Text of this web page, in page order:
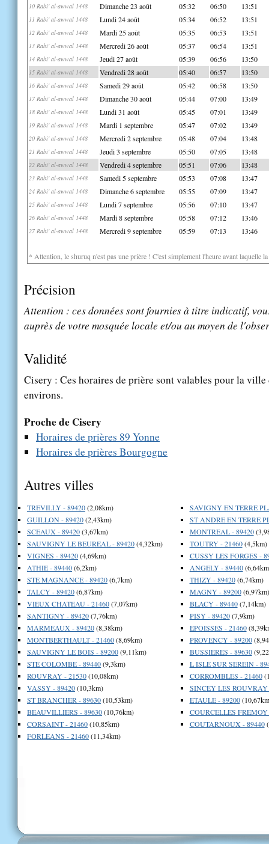
10 Rabi' al-awwal 1448 Dimanche 23 août 05:32 06:50 13:51
11 Rabi' al-awwal 1448 Lundi 24 août 05:34 06:52 13:51
12 Rabi' al-awwal 1448 Mardi 25 août 05:35 06:53 13:51
13 Rabi' al-awwal 1448 Mercredi 26 août 05:37 06:54 13:51
14 Rabi' al-awwal 1448 Jeudi 27 août 05:39 06:56 13:50
15 Rabi' al-awwal 1448 Vendredi 28 août 05:40 06:57 13:50
16 Rabi' al-awwal 1448 Samedi 29 août 05:42 06:58 13:50
17 Rabi' al-awwal 1448 Dimanche 30 août 05:44 07:00 13:49
18 Rabi' al-awwal 1448 Lundi 31 août 05:45 07:01 13:49
19 Rabi' al-awwal 1448 Mardi 1 septembre 05:47 07:02 13:49
20 Rabi' al-awwal 1448 Mercredi 2 septembre 05:48 07:04 13:48
21 Rabi' al-awwal 1448 Jeudi 3 septembre 05:50 07:05 13:48
22 Rabi' al-awwal 1448 Vendredi 4 septembre 05:51 07:06 13:48
23 Rabi' al-awwal 1448 Samedi 5 septembre 05:53 07:08 13:47
24 Rabi' al-awwal 1448 Dimanche 6 septembre 05:55 07:09 13:47
25 Rabi' al-awwal 1448 Lundi 7 septembre 05:56 07:10 13:47
26 Rabi' al-awwal 1448 Mardi 8 septembre 05:58 07:12 13:46
27 Rabi' al-awwal 1448 Mercredi 9 septembre 05:59 07:13 13:46
* Attention, le shuruq n'est pas une prière ! C'est simplement l'heure avant laquelle
Précision
Attention : ces données sont fournies à titre indicatif,
auprès de votre mosquée locale et/ou au moyen de
Validité
Cisery : Ces horaires de prière sont valables pour la
environs.
Proche de Cisery
Horaires de prières 89 Yonne
Horaires de prières Bourgogne
Autres villes
TREVILLY - 89420(2,08km)
GUILLON - 89420(2,43km)
SCEAUX - 89420(3,67km)
SAUVIGNY LE BEUREAL - 89420(4,32km)
VIGNES - 89420(4,69km)
ATHIE - 89440(6,2km)
STE MAGNANCE - 89420(6,7km)
TALCY - 89420(6,87km)
VIEUX CHATEAU - 21460(7,07km)
SANTIGNY - 89420(7,76km)
MARMEAUX - 89420(8,38km)
MONTBERTHAULT - 21460(8,69km)
SAUVIGNY LE BOIS - 89200(9,11km)
STE COLOMBE - 89440(9,3km)
ROUVRAY - 21530(10,08km)
VASSY - 89420(10,3km)
ST BRANCHER - 89630(10,53km)
BEAUVILLIERS - 89630(10,76km)
CORSAINT - 21460(10,85km)
FORLEANS - 21460(11,34km)
SAVIGNY EN TERRE
ST ANDRE EN TERRE
MONTREAL - 89420
TOUTRY - 21460(4,5km)
CUSSY LES FORGES -
ANGELY - 89440
THIZY - 89420(6,74km)
MAGNY - 89200(6,97km)
BLACY - 89440(7,14km)
PISY - 89420(7,9km)
EPOISSES - 21460
PROVENCY - 89200
BUSSIERES - 89630
L ISLE SUR SEREIN -
CORROMBLES - 21460
SINCEY LES ROUVRAY
ETAULE - 89200
COURCELLES FREMOY
COUTARNOUX - 89440